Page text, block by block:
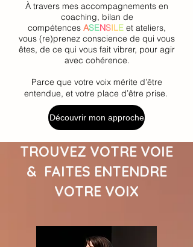
À travers mes accompagnements en
coaching, bilan de
compétences ASENSILE et ateliers,
vous (re)prenez conscience de qui vous
êtes, de ce qui vous fait vibrer, pour agir
avec cohérence.
Parce que votre voix mérite d’être
entendue, et votre place d’être prise.
Découvrir mon approche
TROUVEZ VOTRE VOIE
& FAITES ENTENDRE
VOTRE VOIX